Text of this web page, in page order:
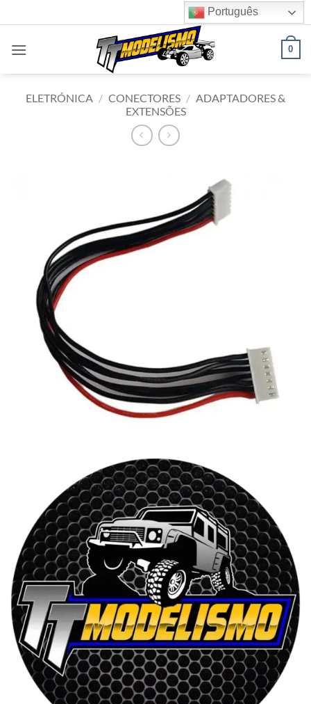
to
content
Português
0
ELETRÓNICA / CONECTORES / ADAPTADORES &
EXTENSÕES